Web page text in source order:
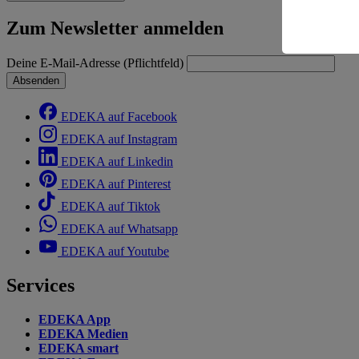
Zum Newsletter anmelden
Deine E-Mail-Adresse (Pflichtfeld)
Absenden
EDEKA auf Facebook
EDEKA auf Instagram
EDEKA auf Linkedin
EDEKA auf Pinterest
EDEKA auf Tiktok
EDEKA auf Whatsapp
EDEKA auf Youtube
Services
EDEKA App
EDEKA Medien
EDEKA smart